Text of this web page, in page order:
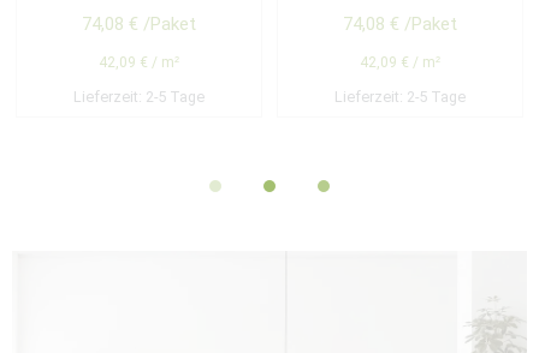
74,08€ /Paket
42,09 € / m²
Lieferzeit: 2-5 Tage
74,08 € /Paket
42,09 € / m²
Lieferzeit: 2-5 Tage